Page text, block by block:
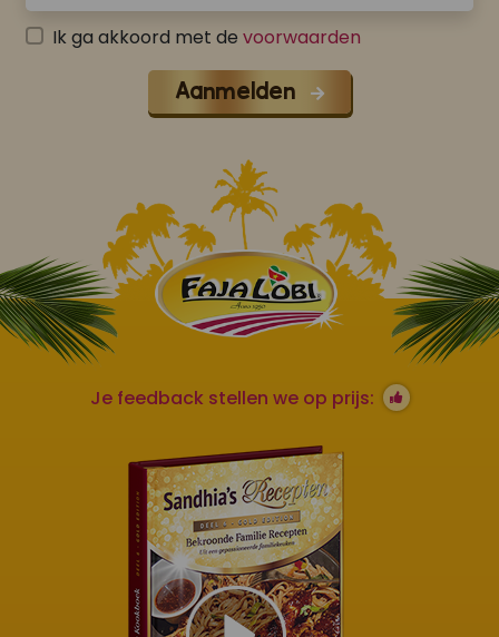
Ik ga akkoord met de voorwaarden
Aanmelden
Je feedback stellen we op prijs: